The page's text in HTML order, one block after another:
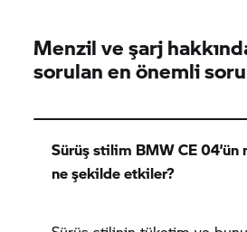
Menzil ve şarj
sorulan en önemli
Sürüş stilim BMW CE 04’ün
ne şekilde etkiler?